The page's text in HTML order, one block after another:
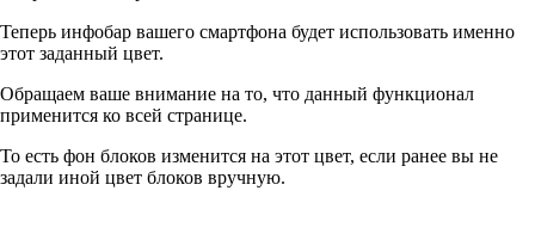
Теперь инфобар вашего смартфона будет использовать именно
этот заданный цвет.
Обращаем ваше внимание на то, что данный функционал
применится ко всей странице.
То есть фон блоков изменится на этот цвет, если ранее вы не
задали иной цвет блоков вручную.